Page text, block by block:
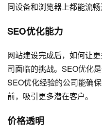
同设备和浏览器上都能流畅
SEO优化能力
网站建设完成后，如何让
司面临的挑战。SEO优化
SEO优化经验的公司能确
前，吸引更多潜在客户。
价格透明